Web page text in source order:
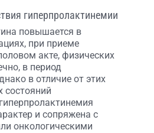
гиперпролактинемии
повышается в
при приеме
акте, физических
в период
в отличие от этих
состояний
и сопряжена с
онкологическими